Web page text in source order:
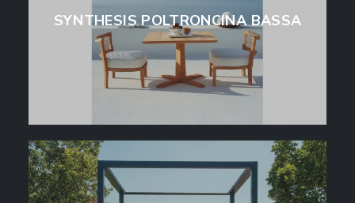
SYNTHESIS POLTRONCINA BASSA